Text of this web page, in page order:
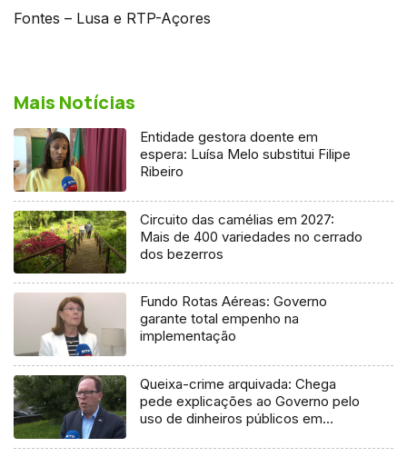
Fontes – Lusa e RTP-Açores
Mais Notícias
Entidade gestora doente em
espera: Luísa Melo substitui Filipe
Ribeiro
Circuito das camélias em 2027:
Mais de 400 variedades no cerrado
dos bezerros
Fundo Rotas Aéreas: Governo
garante total empenho na
implementação
Queixa-crime arquivada: Chega
pede explicações ao Governo pelo
uso de dinheiros públicos em